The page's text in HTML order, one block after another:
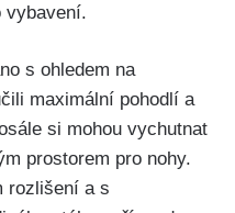
vybavení.
s ohledem na
maximální pohodlí a
si mohou vychutnat
prostorem pro nohy.
rozlišení a s